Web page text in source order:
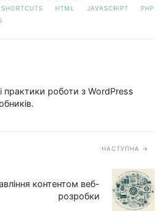
HTML JAVASCRIPT
PHP
практики роботи з WordPress
НАСТУПНА
контентом веб-
розробки